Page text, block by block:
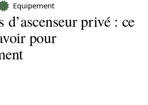
Equipement
d’ascenseur privé : ce
pour